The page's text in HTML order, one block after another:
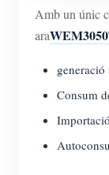
Amb un únic
ara
generació
Consum